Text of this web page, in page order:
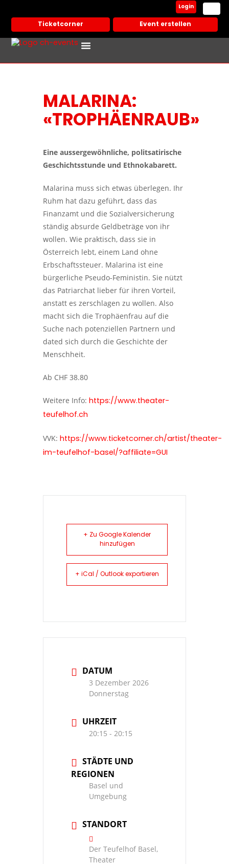
Ticketcorner Event erstellen
Login
MALARINA:
«TROPHÄENRAUB»
Eine aussergewöhnliche, politsatirische
Geschichtsstunde und Ethnokabarett.
Malarina muss sich etwas überlegen. Ihr
Ruhm hat dazu geführt, dass das
Finanzamt und die Sozialversicherung
ständig absurde Geldbeträge von ihr
wollen. Wie praktisch, dass sie in
Österreich lebt, einem Land ohne
Erbschaftssteuer. Malarina ist eine
bürgerliche Pseudo-Feministin. Sie nützt
das Patriarchat lieber für ihren Vorteil,
anstatt es zerschlagen zu wollen. Also
macht sich die Trophäenfrau auf die
Suche nach potenziellen Partnern und
dated sich durch die Geschichte der
Menschheit.
Ab CHF 38.80
Weitere Info: https://www.theater-
teufelhof.ch
VVK: https://www.ticketcorner.ch/artist/theater-
im-teufelhof-basel/?affiliate=GUI
+ Zu Google Kalender
hinzufügen
+ iCal / Outlook exportieren
DATUM
3 Dezember 2026
Donnerstag
UHRZEIT
20:15 - 20:15
STÄDTE UND
REGIONEN
Basel und
Umgebung
STANDORT
Der Teufelhof Basel,
Theater